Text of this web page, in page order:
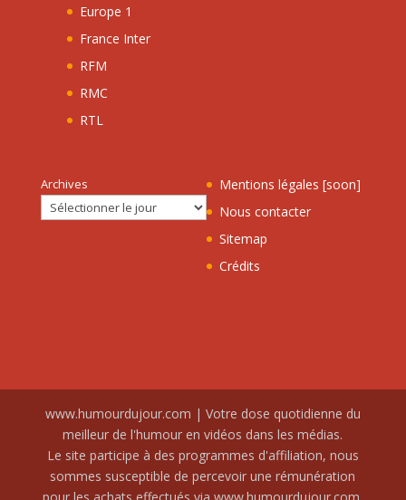
Europe 1
France Inter
RFM
RMC
RTL
Archives
Mentions légales [soon]
Nous contacter
Sitemap
Crédits
www.humourdujour.com | Votre dose quotidienne du
meilleur de l'humour en vidéos dans les médias.
Le site participe à des programmes d'affiliation, nous
sommes susceptible de percevoir une rémunération